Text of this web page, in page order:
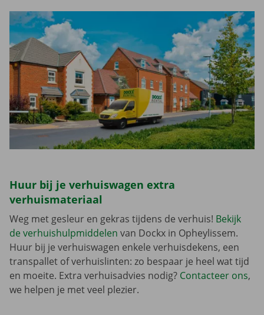
Huur bij je verhuiswagen extra
verhuismateriaal
Weg met gesleur en gekras tijdens de verhuis! Bekijk
de verhuishulpmiddelen van Dockx in Opheylissem.
Huur bij je verhuiswagen enkele verhuisdekens, een
transpallet of verhuislinten: zo bespaar je heel wat tijd
en moeite. Extra verhuisadvies nodig? Contacteer ons,
we helpen je met veel plezier.